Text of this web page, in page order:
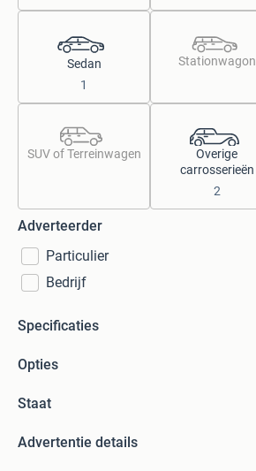
Sedan
1
Stationwagon
SUV of Terreinwagen
Overige
carrosserieën
2
Adverteerder
Particulier
Bedrijf
Specificaties
Opties
Staat
Advertentie details